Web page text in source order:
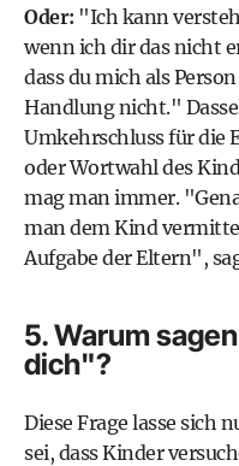
Oder: "Ich kann
wenn ich dir das nicht
dass du mich als
Handlung nicht."
Umkehrschluss für die
oder Wortwahl des
mag man immer.
man dem Kind
Aufgabe der Eltern",
5. Warum
dich"?
Diese Frage lasse sich
sei, dass Kinder